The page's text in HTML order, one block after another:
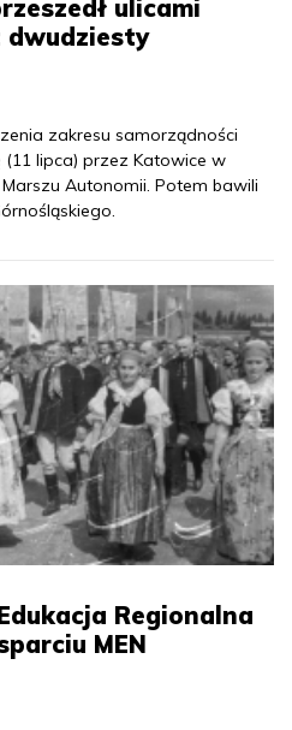
ulicami
dwudziesty
zakresu samorządności
lipca) przez Katowice w
Autonomii. Potem bawili
Regionalna
MEN